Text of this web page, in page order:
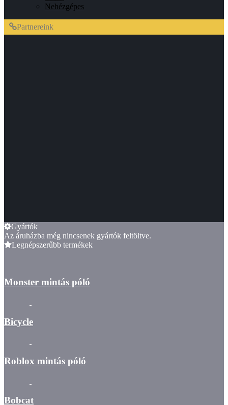
Nehézgépes
Partnereink
Gyártók
Az áruházba még nincsenek gyártók feltöltve.
Legnépszerűbb termékek
Monster mintás póló
Bicycle
Roblox mintás póló
Bobcat